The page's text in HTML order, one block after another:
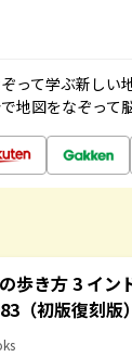
って学ぶ新しい
地図をなぞって
歩き方 3 イン
（初版復刻版）